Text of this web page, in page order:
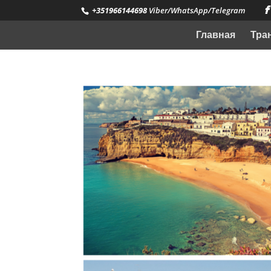
+351966144698 Viber/WhatsApp/Telegram
Главная